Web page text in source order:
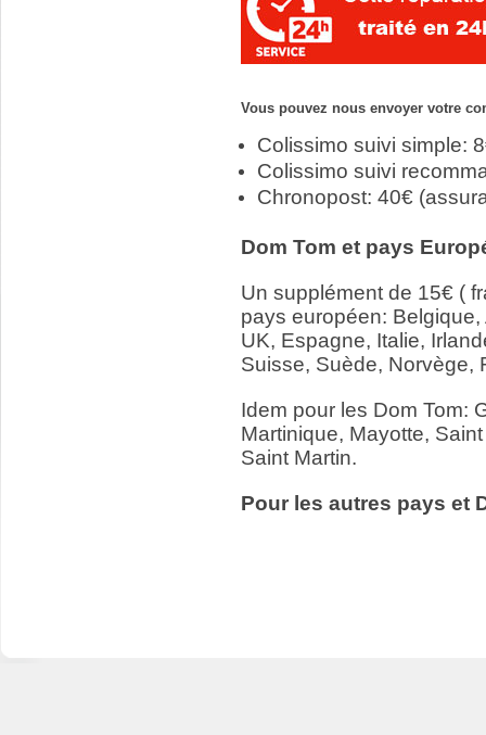
Vous pouvez nous envoyer votre
Colissimo suivi simple:
Colissimo suivi
Chronopost: 40€
Dom Tom et pays
Un supplément de 15€ (
pays européen:
UK, Espagne, Italie,
Suisse, Suède, Norvège,
Idem pour les Dom Tom:
Martinique, Mayotte,
Saint Martin.
Pour les autres pays et